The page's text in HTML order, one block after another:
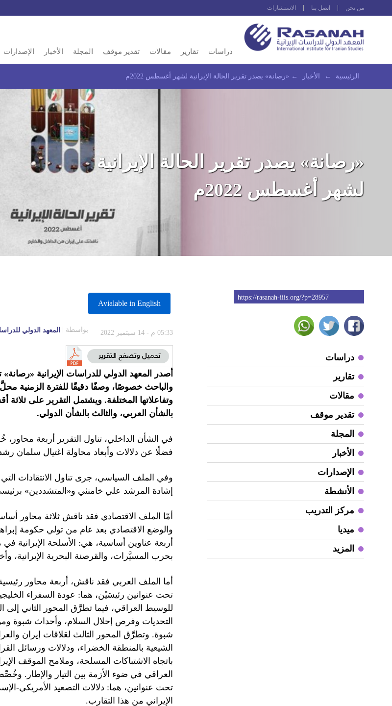
من نحن اتصل بنا الاستشارات
دراسات تقارير مقالات تقدير موقف المجلة الأخبار الإصدارات
الرئيسية ← الأخبار ← «رصانة» يصدر تقرير الحالة الإيرانية لشهر أغسطس 2022م
«رصانة» يصدر تقرير الحالة الإيرانية
لشهر أغسطس 2022م
https://rasanah-iiis.org/?p=28957
دراسات
تقارير
مقالات
تقدير موقف
المجلة
الأخبار
الإصدارات
الأنشطة
مركز التدريب
ميديا
المزيد
Avialable in English
05:33 م - 14 سبتمبر 2022 بواسطة المعهد الدولي
والباحث خصوصًا، وصفًا دقيقًا للفترة الزمنية
وتفاعلاتها المختلفة. ويشتمل التقرير على ثلاثة
بالشأن العربي، والثالث بالشأن الدولي.
في الشأن الداخلي، تناول التقرير أربعة
فضلًا عن دلالات وأبعاد محاولة اغتيال سلمان
وفي الملف السياسي، جرى تناول الانتقادات
إشادة المرشد علي خامنئي و«المتشددين»
أمّا الملف الاقتصادي فقد ناقش ثلاثة محاور
والوضع الاقتصادي بعد عام من تولي حكومة
أربعة عناوين أساسية، هي: الأسلحة الإيرانية في
بحرب المسيَّرات، والقرصنة البحرية الإيرانية،
أما الملف العربي فقد ناقش، أربعة محاور
تحت عنوانين رئيسَيْن، هما: عودة السفراء
للوسيط العراقي، فيما تطرَّق المحور الثاني إلى
التحديات وفرص إحلال السلام، وأحداث شبوة
شبوة. وتطرَّق المحور الثالث لعَلاقات إيران
الشيعية بالمنطقة الخضراء، ودلالات ورسائل
باتجاه الاشتباكات المسلحة، وملامح الموقف
العراقي في ضوء الأزمة بين التيار والإطار.
تحت عنوانين، هما: دلالات التصعيد الأمريكي-
الإيراني من هذا التقارب.